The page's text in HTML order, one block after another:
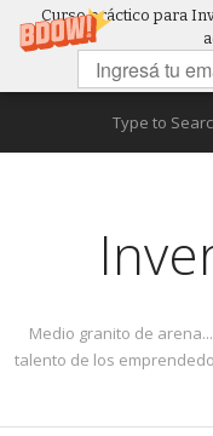
Curso práctico para
Medio granito de
talento de los